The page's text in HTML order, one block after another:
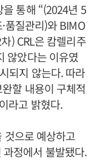
통해 “(2024년 5
품질관리)와 BIMO
) CRL은 캄렐리주
않았다는 이유였
되지 않는다. 따라
할 내용이 구체적
라고 밝혔다.
것으로 예상하고
정에서 불발됐다.